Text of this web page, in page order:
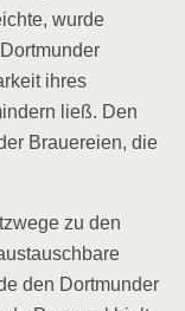
wurde
ihres
ließ. Den
Brauereien, die
zu den
den Dortmunder